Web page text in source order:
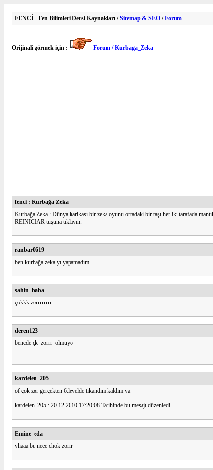
FENCİ - Fen Bilimleri Dersi Kaynakları /Sitemap & SEO /Forum
Orijinali görmek için : Forum / Kurbaga_Zeka
fenci : Kurbağa Zeka
Kurbağa Zeka : Dünya harikası bir zeka oyunu ortadaki bir taşı her iki tarafada
REINICIAR tuşuna tıklayın.
ranbar0619
ben kurbağa zeka yı yapamadım
sahin_baba
çokkk zorrrrrrrr
deren123
bencde çk zorrr olmuyo
kardelen_205
of çok zor gerçekten 6.levelde tıkandım kaldım ya
kardelen_205 : 20.12.2010 17:20:08 Tarihinde bu mesajı düzenledi..
Emine_eda
yhaaa bu neee chok zorrr